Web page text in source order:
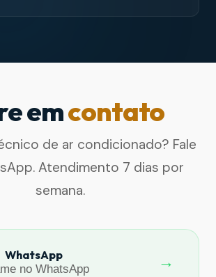
emcontato
de ar condicionado? Fale
Atendimento 7 dias por
semana.
WhatsApp
no WhatsApp
→